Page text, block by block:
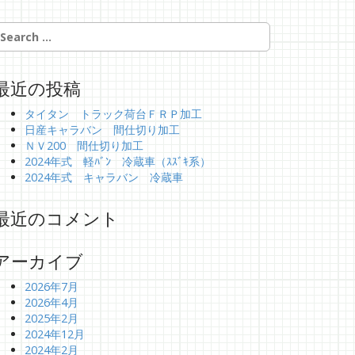
近の投稿
タイタン トラック荷台ＦＲＰ加工
日産キャラバン 間仕切り加工
ＮＶ200 間仕切り加工
2024年式 軽ﾊﾞﾝ 冷蔵車（ｽｽﾞｷ系）
2024年式 キャラバン 冷蔵車
近のコメント
ーカイブ
2026年7月
2026年4月
2025年2月
2024年12月
2024年2月